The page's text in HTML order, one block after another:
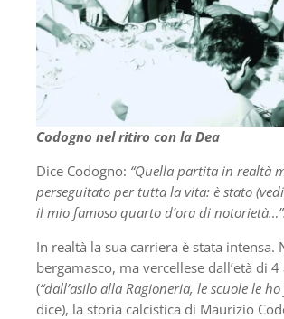
Codogno nel ritiro con la Dea
Dice Codogno: “Quella partita in realtà
perseguitato per tutta la vita: è stato
il mio famoso quarto d’ora di notorietà…”.
In realtà la sua carriera è stata intensa.
bergamasco, ma vercellese dall’età di 4
(“dall’asilo alla Ragioneria, le scuole le
dice), la storia calcistica di Maurizio